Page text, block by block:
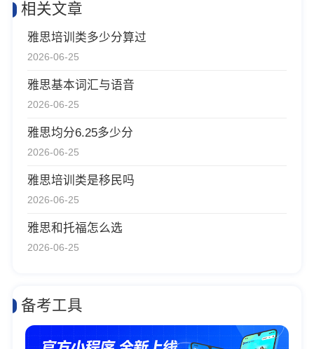
相关文章
雅思培训类多少分算过
2026-06-25
雅思基本词汇与语音
2026-06-25
雅思均分6.25多少分
2026-06-25
雅思培训类是移民吗
2026-06-25
雅思和托福怎么选
2026-06-25
备考工具